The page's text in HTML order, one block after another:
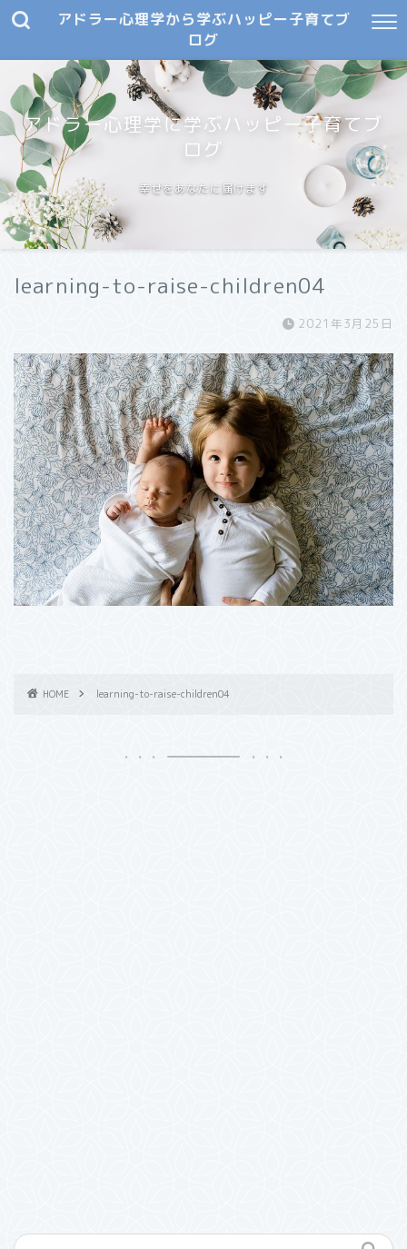
アドラー心理学から学ぶハッピー子育てブ
ログ
アドラー心理学に学ぶハッピー子育てブ
ログ
幸せをあなたに届けます
learning-to-raise-children04
2021年3月25日
HOME learning-to-raise-children04